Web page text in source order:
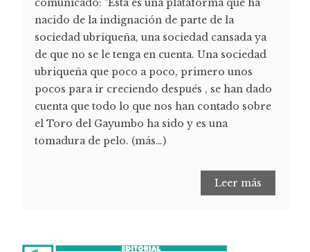
comunicado: "Esta es una plataforma que ha
nacido de la indignación de parte de la
sociedad ubriqueña, una sociedad cansada ya
de que no se le tenga en cuenta. Una sociedad
ubriqueña que poco a poco, primero unos
pocos para ir creciendo después , se han dado
cuenta que todo lo que nos han contado sobre
el Toro del Gayumbo ha sido y es una
tomadura de pelo. (más…)
Leer más